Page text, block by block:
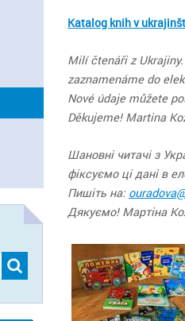
Katalog knih v
Milí čtenáři z
zaznamenáme do
Nové údaje můžete
Děkujeme! Martina
Шановні читачі з
фіксуємо ці дані в
Пишіть на:
Дякуємо! Мартіна